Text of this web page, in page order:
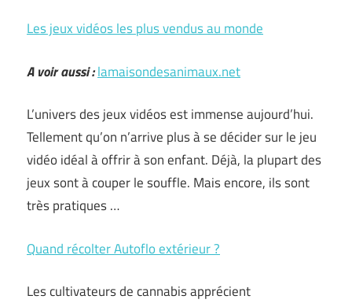
Les jeux vidéos les plus vendus au monde
A voir aussi :lamaisondesanimaux.net
L’univers des jeux vidéos est immense aujourd’hui.
Tellement qu’on n’arrive plus à se décider sur le jeu
vidéo idéal à offrir à son enfant. Déjà, la plupart des
jeux sont à couper le souffle. Mais encore, ils sont
très pratiques …
Quand récolter Autoflo extérieur ?
Les cultivateurs de cannabis apprécient